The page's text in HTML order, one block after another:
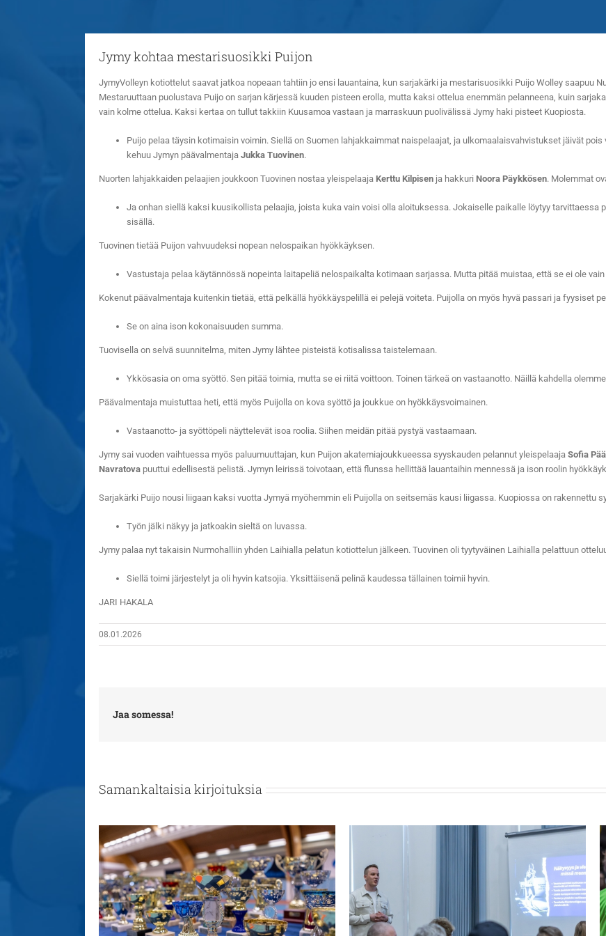
Jymy kohtaa mestarisuosikki Puijon
JymyVolleyn kotiottelut saavat jatkoa nopeaan tahtiin jo ensi lauantaina, kun sarjakärki ja mestarisuosikki Puijo Wolley saapuu
Mestaruuttaan puolustava Puijo on sarjan kärjessä kuuden pisteen erolla, mutta kaksi ottelua enemmän pelanneena, kuin
vain kolme ottelua. Kaksi kertaa on tullut takkiin Kuusamoa vastaan ja marraskuun puolivälissä Jymy haki pisteet Kuopiosta.
Puijo pelaa täysin kotimaisin voimin. Siellä on Suomen lahjakkaimmat naispelaajat, ja ulkomaalaisvahvistukset jäivät
kehuu Jymyn päävalmentaja Jukka Tuovinen.
Nuorten lahjakkaiden pelaajien joukkoon Tuovinen nostaa yleispelaaja Kerttu Kilpisen ja hakkuri Noora Päykkösen. Molemmat
Ja onhan siellä kaksi kuusikollista pelaajia, joista kuka vain voisi olla aloituksessa. Jokaiselle paikalle löytyy tarvittaessa
sisällä.
Tuovinen tietää Puijon vahvuudeksi nopean nelospaikan hyökkäyksen.
Vastustaja pelaa käytännössä nopeinta laitapeliä nelospaikalta kotimaan sarjassa. Mutta pitää muistaa, että se ei ole
Kokenut päävalmentaja kuitenkin tietää, että pelkällä hyökkäyspelillä ei pelejä voiteta. Puijolla on myös hyvä passari ja fyysiset
Se on aina ison kokonaisuuden summa.
Tuovisella on selvä suunnitelma, miten Jymy lähtee pisteistä kotisalissa taistelemaan.
Ykkösasia on oma syöttö. Sen pitää toimia, mutta se ei riitä voittoon. Toinen tärkeä on vastaanotto. Näillä kahdella
Päävalmentaja muistuttaa heti, että myös Puijolla on kova syöttö ja joukkue on hyökkäysvoimainen.
Vastaanotto- ja syöttöpeli näyttelevät isoa roolia. Siihen meidän pitää pystyä vastaamaan.
Jymy sai vuoden vaihtuessa myös paluumuuttajan, kun Puijon akatemiajoukkueessa syyskauden pelannut yleispelaaja Sofia
Navratova puuttui edellisestä pelistä. Jymyn leirissä toivotaan, että flunssa hellittää lauantaihin mennessä ja ison roolin
Sarjakärki Puijo nousi liigaan kaksi vuotta Jymyä myöhemmin eli Puijolla on seitsemäs kausi liigassa. Kuopiossa on rakennettu
Työn jälki näkyy ja jatkoakin sieltä on luvassa.
Jymy palaa nyt takaisin Nurmohalliin yhden Laihialla pelatun kotiottelun jälkeen. Tuovinen oli tyytyväinen Laihialla pelattuun
Siellä toimi järjestelyt ja oli hyvin katsojia. Yksittäisenä pelinä kaudessa tällainen toimii hyvin.
JARI HAKALA
08.01.2026
Jaa somessa!
Samankaltaisia kirjoituksia